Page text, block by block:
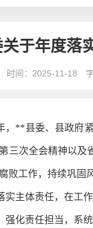
于年度落
时间：2025-11-18
，**县委、县政府
三次全会精神以及
败工作，持续巩固
实主体责任，在工
强化责任担当，系